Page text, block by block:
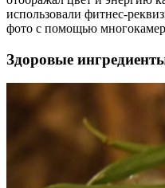
использовали фитнес-
фото с помощью
Здоровые